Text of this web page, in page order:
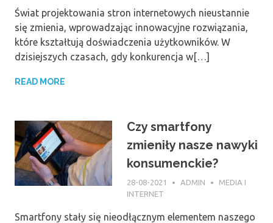
Świat projektowania stron internetowych nieustannie
się zmienia, wprowadzając innowacyjne rozwiązania,
które kształtują doświadczenia użytkowników. W
dzisiejszych czasach, gdy konkurencja w[…]
READ MORE
Czy smartfony
zmieniły nasze nawyki
konsumenckie?
28-08-2021 ADMIN
MEDIA I
INTERNET
Smartfony stały się nieodłącznym elementem naszego